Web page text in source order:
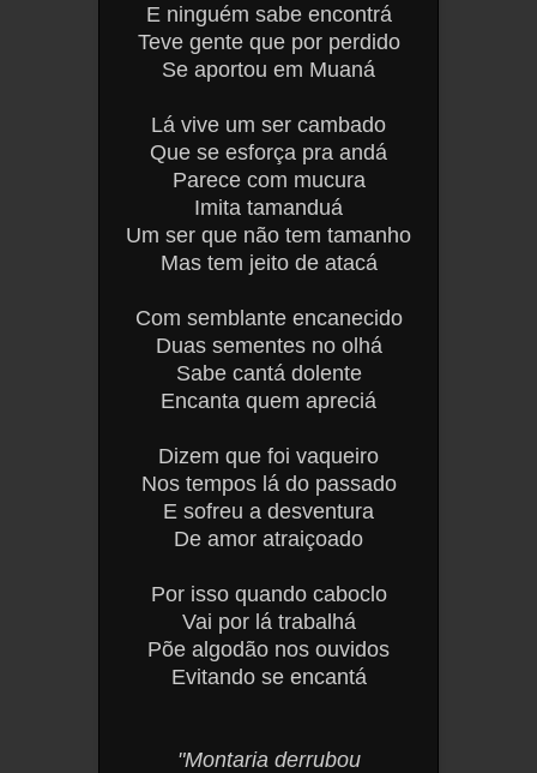
E ninguém sabe encontrá
Teve gente que por perdido
Se aportou em Muaná
Lá vive um ser cambado
Que se esforça pra andá
Parece com mucura
Imita tamanduá
Um ser que não tem tamanho
Mas tem jeito de atacá
Com semblante encanecido
Duas sementes no olhá
Sabe cantá dolente
Encanta quem apreciá
Dizem que foi vaqueiro
Nos tempos lá do passado
E sofreu a desventura
De amor atraiçoado
Por isso quando caboclo
Vai por lá trabalhá
Põe algodão nos ouvidos
Evitando se encantá
"Montaria derrubou